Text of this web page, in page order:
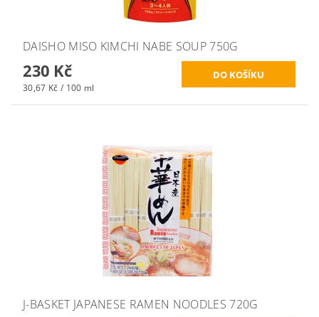
DAISHO MISO KIMCHI NABE SOUP 750G
230 Kč
30,67 Kč / 100 ml
J-BASKET JAPANESE RAMEN NOODLES 720G